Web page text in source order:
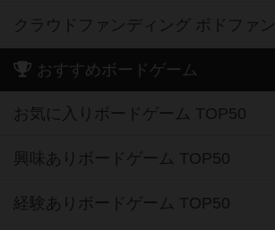
クラウドファンディング ボドファン
おすすめボードゲーム
お気に入りボードゲーム TOP50
興味ありボードゲーム TOP50
経験ありボードゲーム TOP50